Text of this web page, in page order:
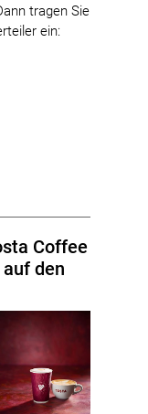
tragen Sie
ein:
Coffee
den